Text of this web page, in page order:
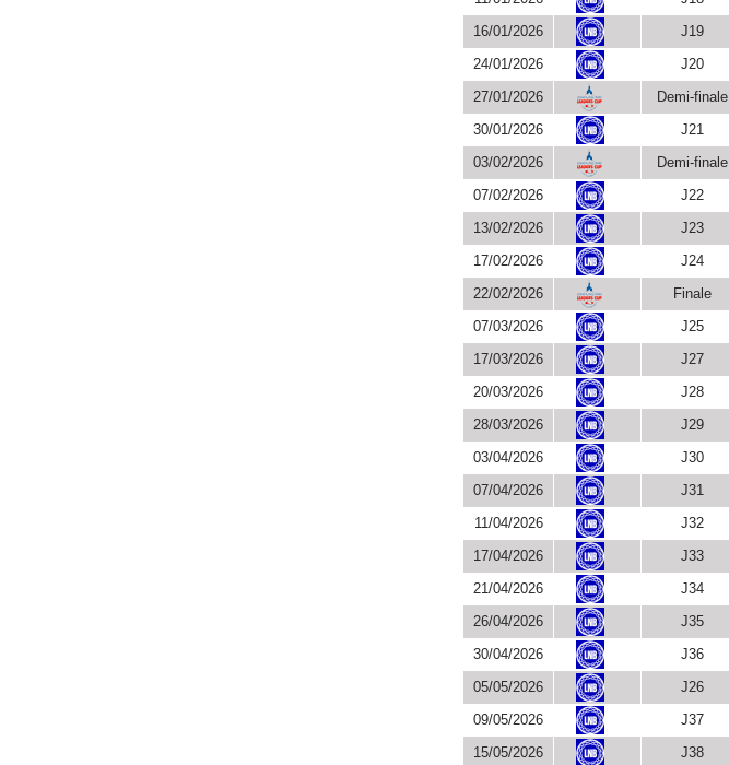
Championnat
16/01/2026
Championnat
J19
24/01/2026
Championnat
J20
27/01/2026
Leaders
Cup
Demi-finale
30/01/2026
Championnat
J21
03/02/2026
Leaders
Cup
Demi-finale
07/02/2026
Championnat
J22
13/02/2026
Championnat
J23
17/02/2026
Championnat
J24
22/02/2026
Leaders
Cup
Finale
07/03/2026
Championnat
J25
17/03/2026
Championnat
J27
20/03/2026
Championnat
J28
28/03/2026
Championnat
J29
03/04/2026
Championnat
J30
07/04/2026
Championnat
J31
11/04/2026
Championnat
J32
17/04/2026
Championnat
J33
21/04/2026
Championnat
J34
26/04/2026
Championnat
J35
30/04/2026
Championnat
J36
05/05/2026
Championnat
J26
09/05/2026
Championnat
J37
15/05/2026
J38